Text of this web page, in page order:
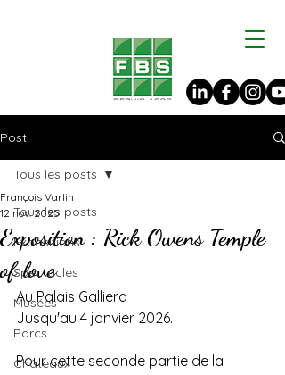
Post
Tous les posts
Expositions
Spectacles
Musées
Parcs
Châteaux
Tous les posts
Exposition : Rick Owens Temple
of love
François Varlin
12 nov. 2025
Au Palais Galliera
Jusqu'au 4 janvier 2026.
Pour cette seconde partie de la